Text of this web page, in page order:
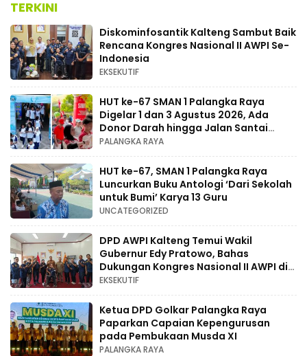
TERKINI
Diskominfosantik Kalteng Sambut Baik
Rencana Kongres Nasional II AWPI Se-
Indonesia
EKSEKUTIF
HUT ke-67 SMAN 1 Palangka Raya
Digelar 1 dan 3 Agustus 2026, Ada
Donor Darah hingga Jalan Santai
Berhadiah Doorprize
PALANGKA RAYA
HUT ke-67, SMAN 1 Palangka Raya
Luncurkan Buku Antologi ‘Dari Sekolah
untuk Bumi’ Karya 13 Guru
UNCATEGORIZED
DPD AWPI Kalteng Temui Wakil
Gubernur Edy Pratowo, Bahas
Dukungan Kongres Nasional II AWPI di
Kalimantan Tengah
EKSEKUTIF
Ketua DPD Golkar Palangka Raya
Paparkan Capaian Kepengurusan
pada Pembukaan Musda XI
PALANGKA RAYA